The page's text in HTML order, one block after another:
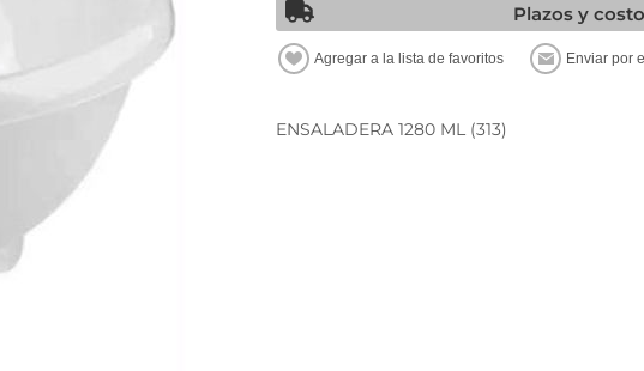
Plazos y
ENSALADERA 1280 ML (313)